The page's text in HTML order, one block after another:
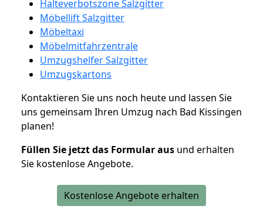
Halteverbotszone Salzgitter
Möbellift Salzgitter
Möbeltaxi
Möbelmitfahrzentrale
Umzugshelfer Salzgitter
Umzugskartons
Kontaktieren Sie uns noch heute und lassen Sie
uns gemeinsam Ihren Umzug nach Bad Kissingen
planen!
Füllen Sie jetzt das Formular aus und erhalten
Sie kostenlose Angebote.
Kostenlose Angebote erhalten